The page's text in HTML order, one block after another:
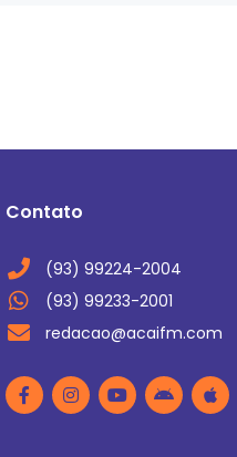
Contato
(93) 99224-2004
(93) 99233-2001
redacao@acaifm.com